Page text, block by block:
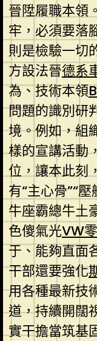
晉陞履職本領
牢，必須要落
則是檢驗一切
方設法晉德系
為、技術本領
問題的識別研
境。例如，組
樣的宣講活動
位，讓本此刻
有“主心骨”“
牛座霸總牛土
色傻氣光VW
于、能夠直面
干部還要強化
用各種最新技
道，持續開闊
實干擔當筑基